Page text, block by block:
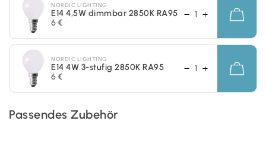
NORDIC LIGHTING
E14 4,5W dimmbar 2850K RA95
6 €
NORDIC LIGHTING
E14 4W 3-stufig 2850K RA95
6 €
Passendes Zubehör